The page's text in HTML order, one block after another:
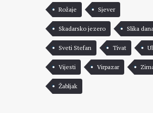
Rožaje Sjever
Skadarsko jezero Slika dana
Sveti Stefan Tivat
Vijesti Virpazar
Žabljak